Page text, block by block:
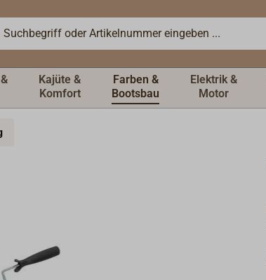
Kajüte &
Komfort
Farben &
Bootsbau
Elektrik &
Motor